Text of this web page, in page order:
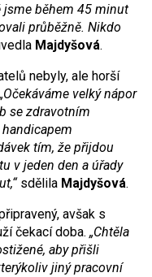
jsme během 45 minut
průběžně. Nikdo
Majdyšová.
nebyly, ale horší
„Očekáváme velký nápor
se zdravotním
tím, že přijdou
v jeden den a úřady
sdělila Majdyšová.
avšak s
čekací doba. „Chtěla
aby přišli
jiný pracovní